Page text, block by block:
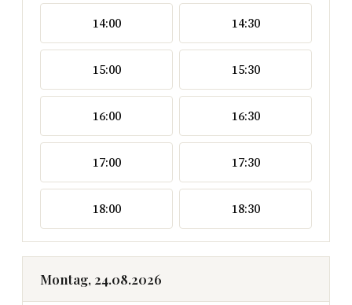
14:00 14:30
15:00 15:30
16:00 16:30
17:00 17:30
18:00 18:30
Montag, 24.08.2026